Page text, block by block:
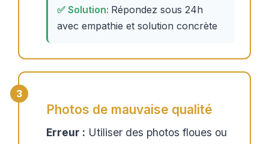
Répondez sous 24h
avec empathie et solution concrète
Photos de mauvaise qualité
Erreur : Utiliser des photos floues ou